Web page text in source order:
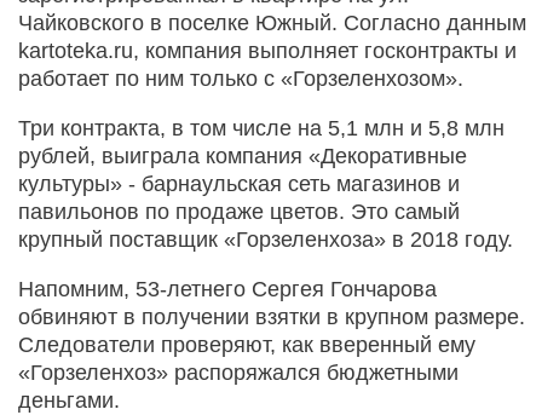
Чайковского в поселке Южный. Согласно данным
kartoteka.ru, компания выполняет госконтракты и
работает по ним только с «Горзеленхозом».
Три контракта, в том числе на 5,1 млн и 5,8 млн
рублей, выиграла компания «Декоративные
культуры» - барнаульская сеть магазинов и
павильонов по продаже цветов. Это самый
крупный поставщик «Горзеленхоза» в 2018 году.
Напомним, 53-летнего Сергея Гончарова
обвиняют в получении взятки в крупном размере.
Следователи проверяют, как вверенный ему
«Горзеленхоз» распоряжался бюджетными
деньгами.